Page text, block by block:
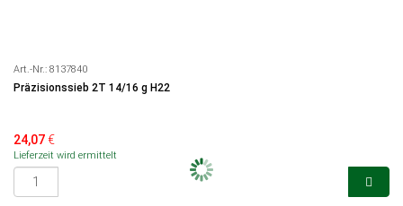
Art.-Nr.: 8137840
Präzisionssieb 2T 14/16 g H22
24,07€
Lieferzeit wird ermittelt